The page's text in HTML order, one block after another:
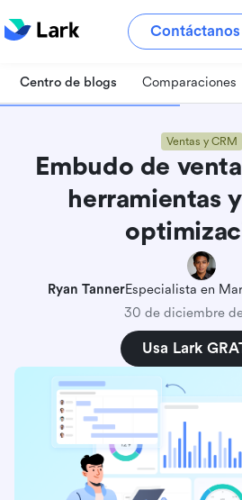
Contáctanos
Centro de blogs Comparaciones
Ventas y CRM
Embudo de
herramientas
Ryan TannerEspecialista en
30 de diciembre
Usa Lark